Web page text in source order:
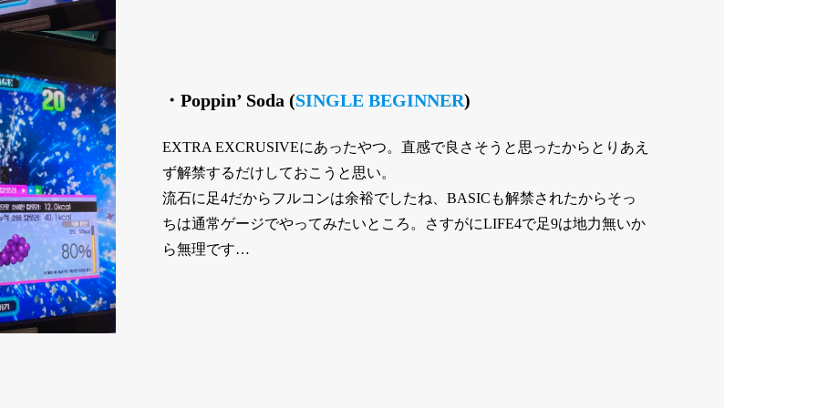
・Poppin’ Soda (SINGLE BEGINNER)
EXTRA EXCRUSIVEにあったやつ。直感で良さそうと思ったからとりあえ
ず解禁するだけしておこうと思い。
流石に足4だからフルコンは余裕でしたね、BASICも解禁されたからそっ
ちは通常ゲージでやってみたいところ。さすがにLIFE4で足9は地力無いか
ら無理です…